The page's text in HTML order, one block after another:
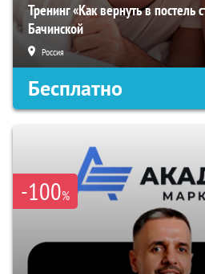
Тренинг «Как вернуть в постель
Бачинской
Россия
Бесплатно
-100%